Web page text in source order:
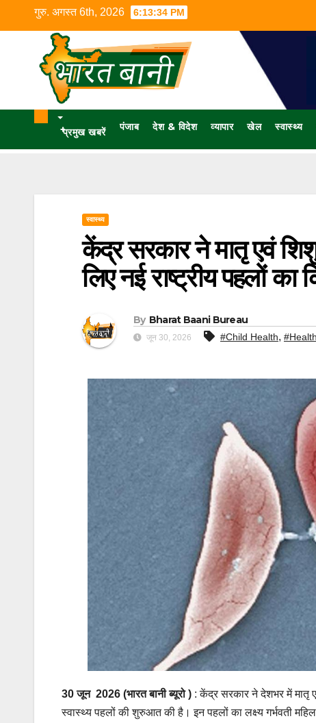
गुरु. अगस्त 6th, 2026 6:13:35 PM
+प्रमुख खबरें पंजाब देश & विदेश व्यापार खेल स्वास्थ्य
स्वास्थ्य
केंद्र सरकार ने मातृ एवं
लिए नई राष्ट्रीय पहलों का
By Bharat Baani Bureau
जून 30, 2026 #Child Health,
30 जून 2026 (भारत बानी ब्यूरो ) : केंद्र सरकार ने देशभर में मातृ
स्वास्थ्य पहलों की शुरुआत की है। इन पहलों का लक्ष्य गर्भवती